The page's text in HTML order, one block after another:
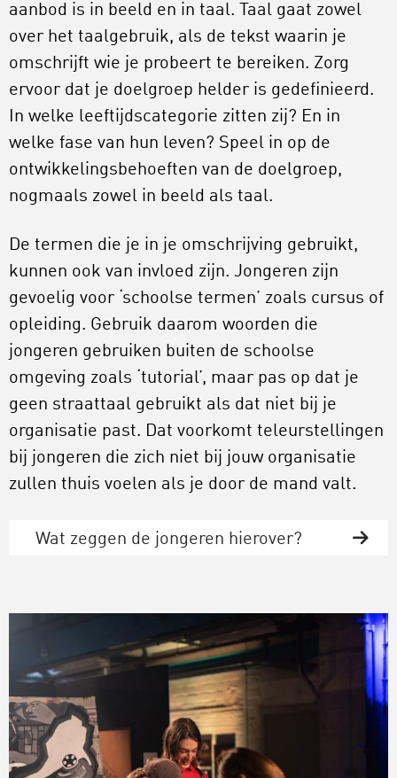
aanbod is in beeld en in taal. Taal gaat zowel
over het taalgebruik, als de tekst waarin je
omschrijft wie je probeert te bereiken. Zorg
ervoor dat je doelgroep helder is gedefinieerd.
In welke leeftijdscategorie zitten zij? En in
welke fase van hun leven? Speel in op de
ontwikkelingsbehoeften van de doelgroep,
nogmaals zowel in beeld als taal.
De termen die je in je omschrijving gebruikt,
kunnen ook van invloed zijn. Jongeren zijn
gevoelig voor ‘schoolse termen’ zoals cursus of
opleiding. Gebruik daarom woorden die
jongeren gebruiken buiten de schoolse
omgeving zoals ‘tutorial’, maar pas op dat je
geen straattaal gebruikt als dat niet bij je
organisatie past. Dat voorkomt teleurstellingen
bij jongeren die zich niet bij jouw organisatie
zullen thuis voelen als je door de mand valt.
Wat zeggen de jongeren hierover?